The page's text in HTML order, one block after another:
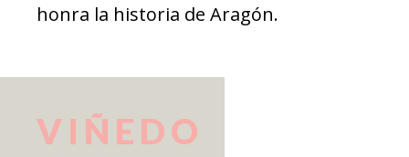
honra la historia de Aragón.
VIÑEDO